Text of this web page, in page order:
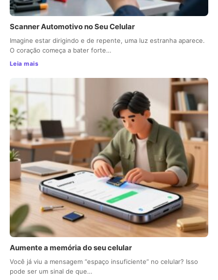
Scanner Automotivo no Seu Celular
Imagine estar dirigindo e de repente, uma luz estranha aparece.
O coração começa a bater forte…
Leia mais
Aumente a memória do seu celular
Você já viu a mensagem “espaço insuficiente” no celular? Isso
pode ser um sinal de que…